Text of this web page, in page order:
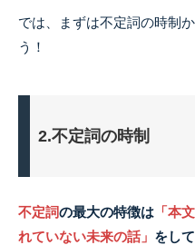
では、まずは不定詞の時制
う！
2.不定詞の時制
不定詞の最大の特徴は 「本
れていない未来の話」 をし